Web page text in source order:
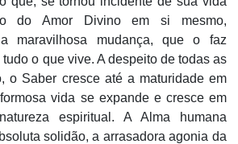
do Amor Divino em si mesmo,
maravilhosa mudança, que o faz
o que vive. A despeito de todas as
o Saber cresce até a maturidade em
vida se expande e cresce em
espiritual. A Alma humana
solidão, a arrasadora agonia da